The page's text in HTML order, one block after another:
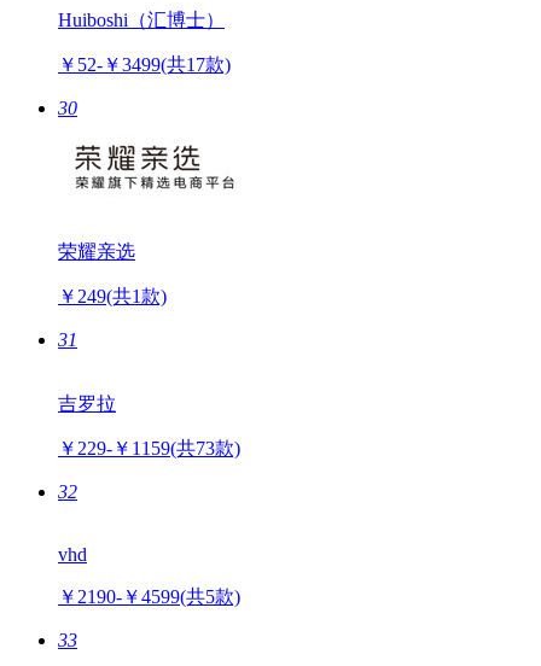
Huiboshi（汇博士）
￥52-￥3499(共17款)
30
荣耀亲选
￥249(共1款)
31
吉罗拉
￥229-￥1159(共73款)
32
vhd
￥2190-￥4599(共5款)
33